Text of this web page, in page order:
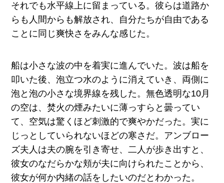
それでも水平線上に留まっている。彼らは道路か
らも人間からも解放され、自分たちが自由である
ことに同じ爽快さをみんな感じた。
船は小さな波の中を着実に進んでいた。波は船を
叩いた後、泡立つ水のように消えていき、両側に
泡と泡の小さな境界線を残した。無色透明な10月
の空は、焚火の煙みたいに薄っすらと曇ってい
て、空気は驚くほど刺激的で爽やかだった。実に
じっとしていられないほどの寒さだ。アンブロー
ズ夫人は夫の腕を引き寄せ、二人が歩き出すと、
彼女のなだらかな頬が夫に向けられたことから、
彼女が何か内緒の話をしたいのだとわかった。